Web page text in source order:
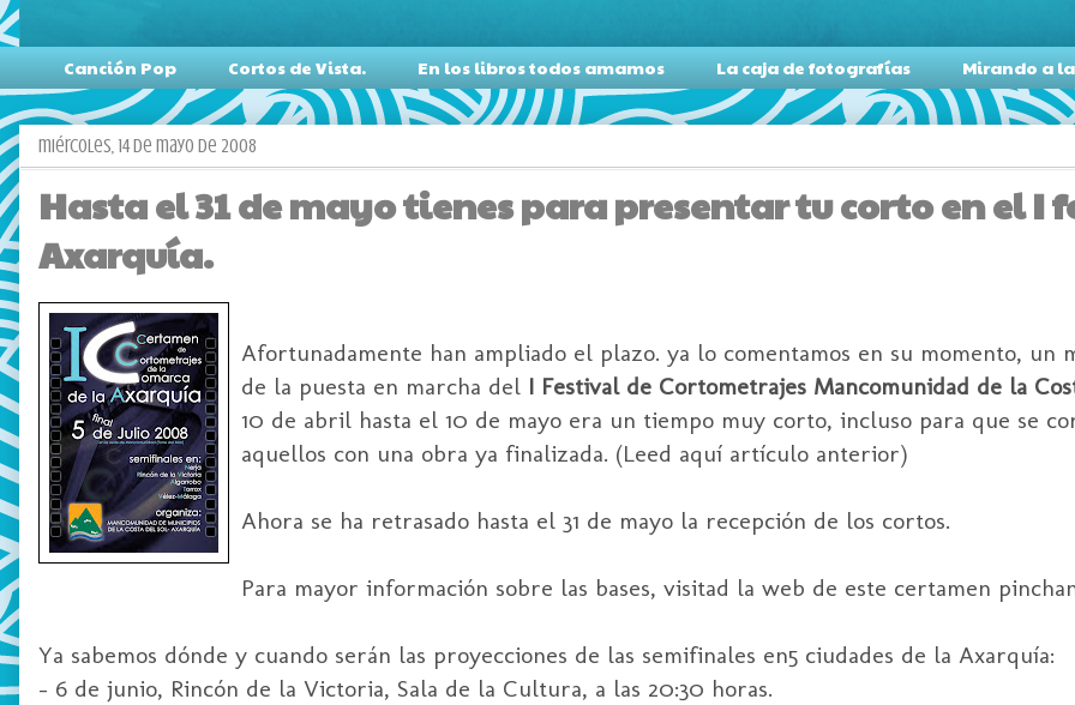
Canción Pop Cortos de Vista. En los libros todos amamos La caja de fotografías Mirando a
miércoles, 14 de mayo de 2008
Hasta el 31 de mayo tienes para presentar tu corto en el I
Axarquía.
Afortunadamente han ampliado el plazo. ya lo comentamos en su momento, un
de la puesta en marcha del I Festival de Cortometrajes Mancomunidad de la
10 de abril hasta el 10 de mayo era un tiempo muy corto, incluso para que se
aquellos con una obra ya finalizada. (Leed aquí artículo anterior)
Ahora se ha retrasado hasta el 31 de mayo la recepción de los cortos.
Para mayor información sobre las bases, visitad la web de este certamen
Ya sabemos dónde y cuando serán las proyecciones de las semifinales en5 ciudades de la Axarquía:
- 6 de junio, Rincón de la Victoria, Sala de la Cultura, a las 20:30 horas.